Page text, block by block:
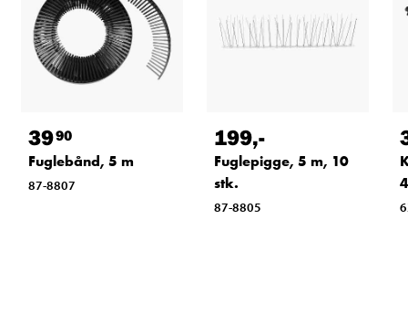
3990
Fuglebånd, 5 m
87-8807
199,-
Fuglepigge, 5 m, 10
stk.
87-8805